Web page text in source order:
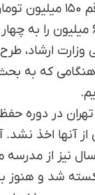
البته طی آن زمان مبلغ ناچیز و
قرآنی که داشتیم به مجموعه ما اختصاص
وزارت ارشاد،
هنگامی که
کل تهران در
از آنها اخذ
نیز از مدرسه
شد و هنوز